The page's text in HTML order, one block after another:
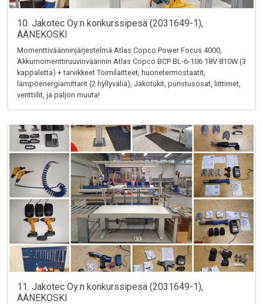
10. Jakotec Oy:n konkurssipesä (2031649-1),
ÄÄNEKOSKI
Momenttiväänninjärjestelmä Atlas Copco Power Focus 4000,
Akkumomenttiruuvinväännin Atlas Copco BCP BL-6-106 18V 810W (3
kappaletta) + tarvikkeet Toimilaitteet, huonetermostaatit,
lämpöenergiamittarit (2 hyllyväliä), Jakotukit, puristusosat, liittimet,
venttiilit, ja paljon muuta!
11. Jakotec Oy:n konkurssipesä (2031649-1),
ÄÄNEKOSKI